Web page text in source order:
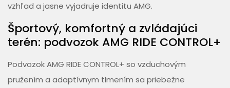
vzhľad a jasne vyjadruje identitu AMG.
Športový, komfortný a zvládajúci
terén: podvozok AMG RIDE CONTROL+
Podvozok AMG RIDE CONTROL+ so vzduchovým
pružením a adaptívnym tlmením sa priebežne